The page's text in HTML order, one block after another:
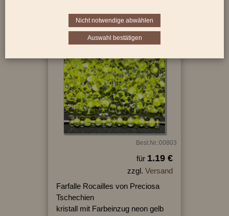
Best.Nr.:00803
für 1.19 €
zzgl. Versand
Farfalle Rocailles von Preciosa
Tschechien
kristall mit Farbeinzug neon gelb
Nicht notwendige abwählen
Auswahl bestätigen